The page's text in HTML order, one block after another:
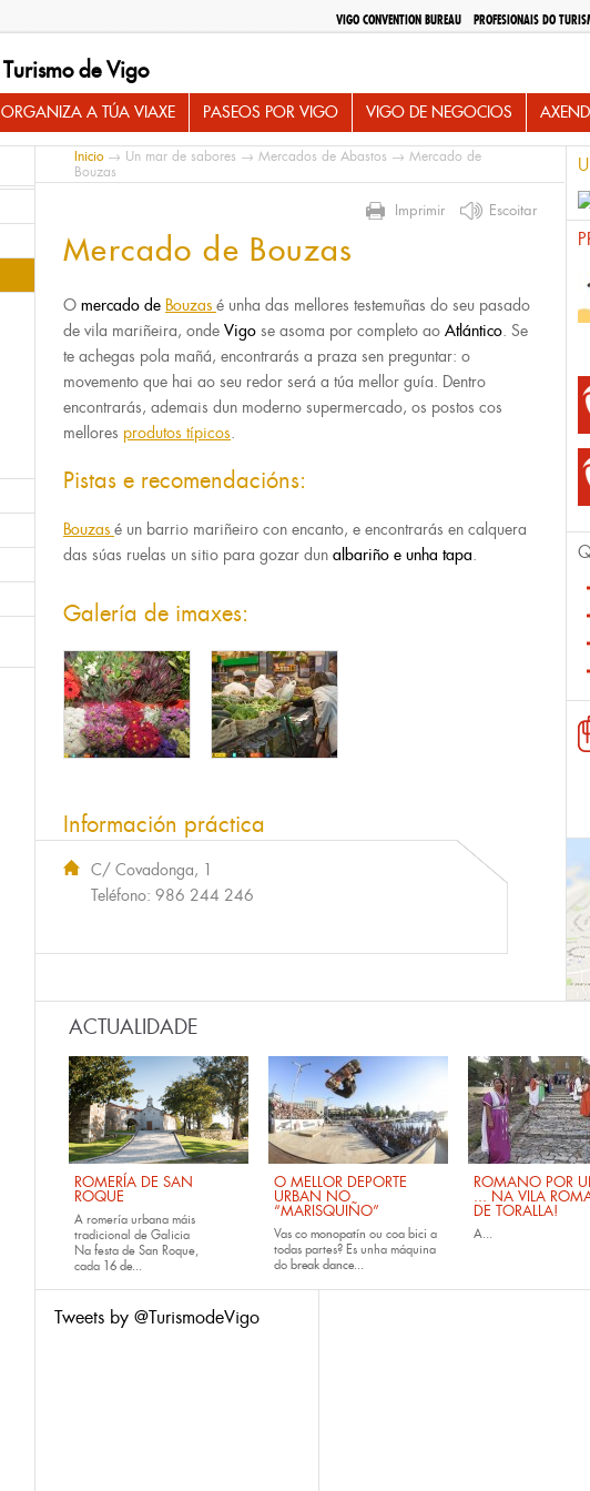
VIGO CONVENTION BUREAU PROFESIONAIS DO
Turismo de Vigo
ORGANIZA A TÚA VIAXE PASEOS POR VIGO VIGO DE NEGOCIOS
Inicio→ Un mar de sabores → Mercados de Abastos → Mercado de
Bouzas
Imprimir Escoitar
Mercado de Bouzas
O mercado de Bouzas é unha das mellores testemuñas do seu pasado
de vila mariñeira, onde Vigo se asoma por completo ao Atlántico. Se
te achegas pola mañá, encontrarás a praza sen preguntar: o
movemento que hai ao seu redor será a túa mellor guía. Dentro
encontrarás, ademais dun moderno supermercado, os postos cos
mellores produtos típicos.
Pistas e recomendacións:
Bouzas é un barrio mariñeiro con encanto, e encontrarás en calquera
das súas ruelas un sitio para gozar dun albariño e unha tapa.
Galería de imaxes:
Información práctica
C/ Covadonga, 1
Teléfono: 986 244 246
ACTUALIDADE
ROMERÍA DE SAN
ROQUE
A romería urbana máis
tradicional de Galicia
Na festa de San Roque,
cada 16 de...
O MELLOR DEPORTE
URBAN NO
“MARISQUIÑO”
Vas co monopatín ou coa bici a
todas partes? Es unha máquina
do break dance...
ROMANO POR
... NA VILA
DE TORALLA!
A...
Tweets by @TurismodeVigo